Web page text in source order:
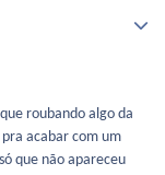
roubando algo da
acabar com um
que não apareceu